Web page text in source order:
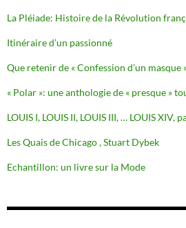
La Pléiade: Histoire de la Révolution
Itinéraire d’un passionné
Que retenir de « Confession d’un masque
« Polar »: une anthologie de « presque »
LOUIS I, LOUIS II, LOUIS III, … LOUIS XIV,
Les Quais de Chicago , Stuart Dybek
Echantillon: un livre sur la Mode